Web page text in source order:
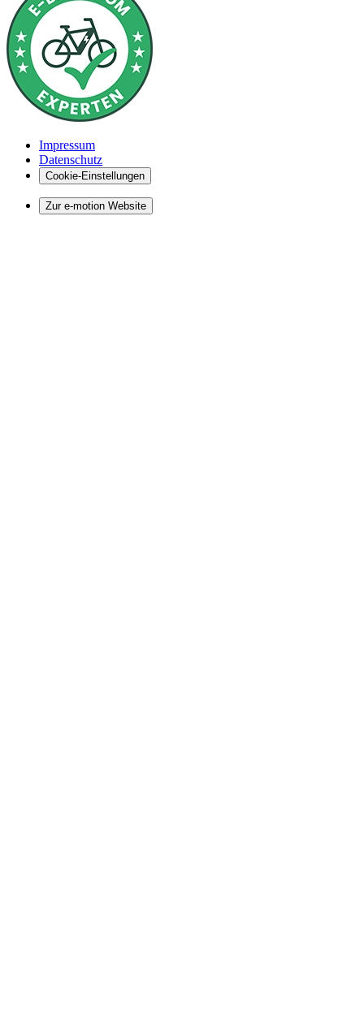
Impressum
Datenschutz
Cookie-Einstellungen
Zur e-motion Website